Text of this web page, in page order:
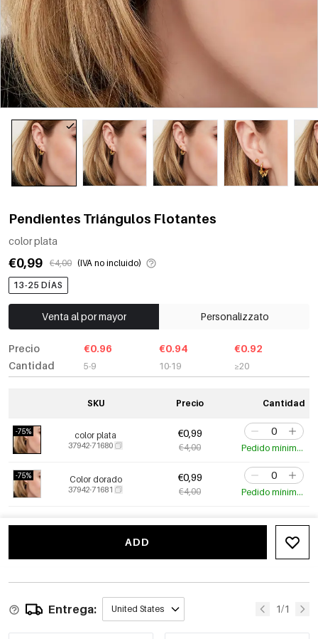
Pendientes Triángulos Flotantes
color plata
€0,99 €4,00 (IVA no incluido)
13-25 DÍAS
Venta al por mayor Personalizzato
Precio
Cantidad
€0.96
5-9
€0.94
10-19
€0.92
≥20
SKU Precio Cantidad
-75% color plata
37942-71680
€0,99
€4,00 Pedido mínimo de 10 uds.
-75% Color dorado
37942-71681
€0,99
€4,00 Pedido mínimo de 10 uds.
ADD
Entrega: United States 1/1